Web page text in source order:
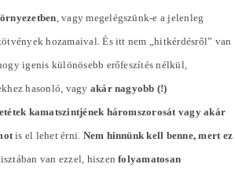
, vagy megelégszünk-e a jelenleg
hozamaival. És itt nem „hitkérdésről” van
hogy igenis különösebb erőfeszítés nélkül,
hasonló, vagy akár nagyobb (!)
kamatszintjének háromszorosát vagy akár
is el lehet érni. Nem hinnünk kell benne, mert ez
van ezzel, hiszenfolyamatosan